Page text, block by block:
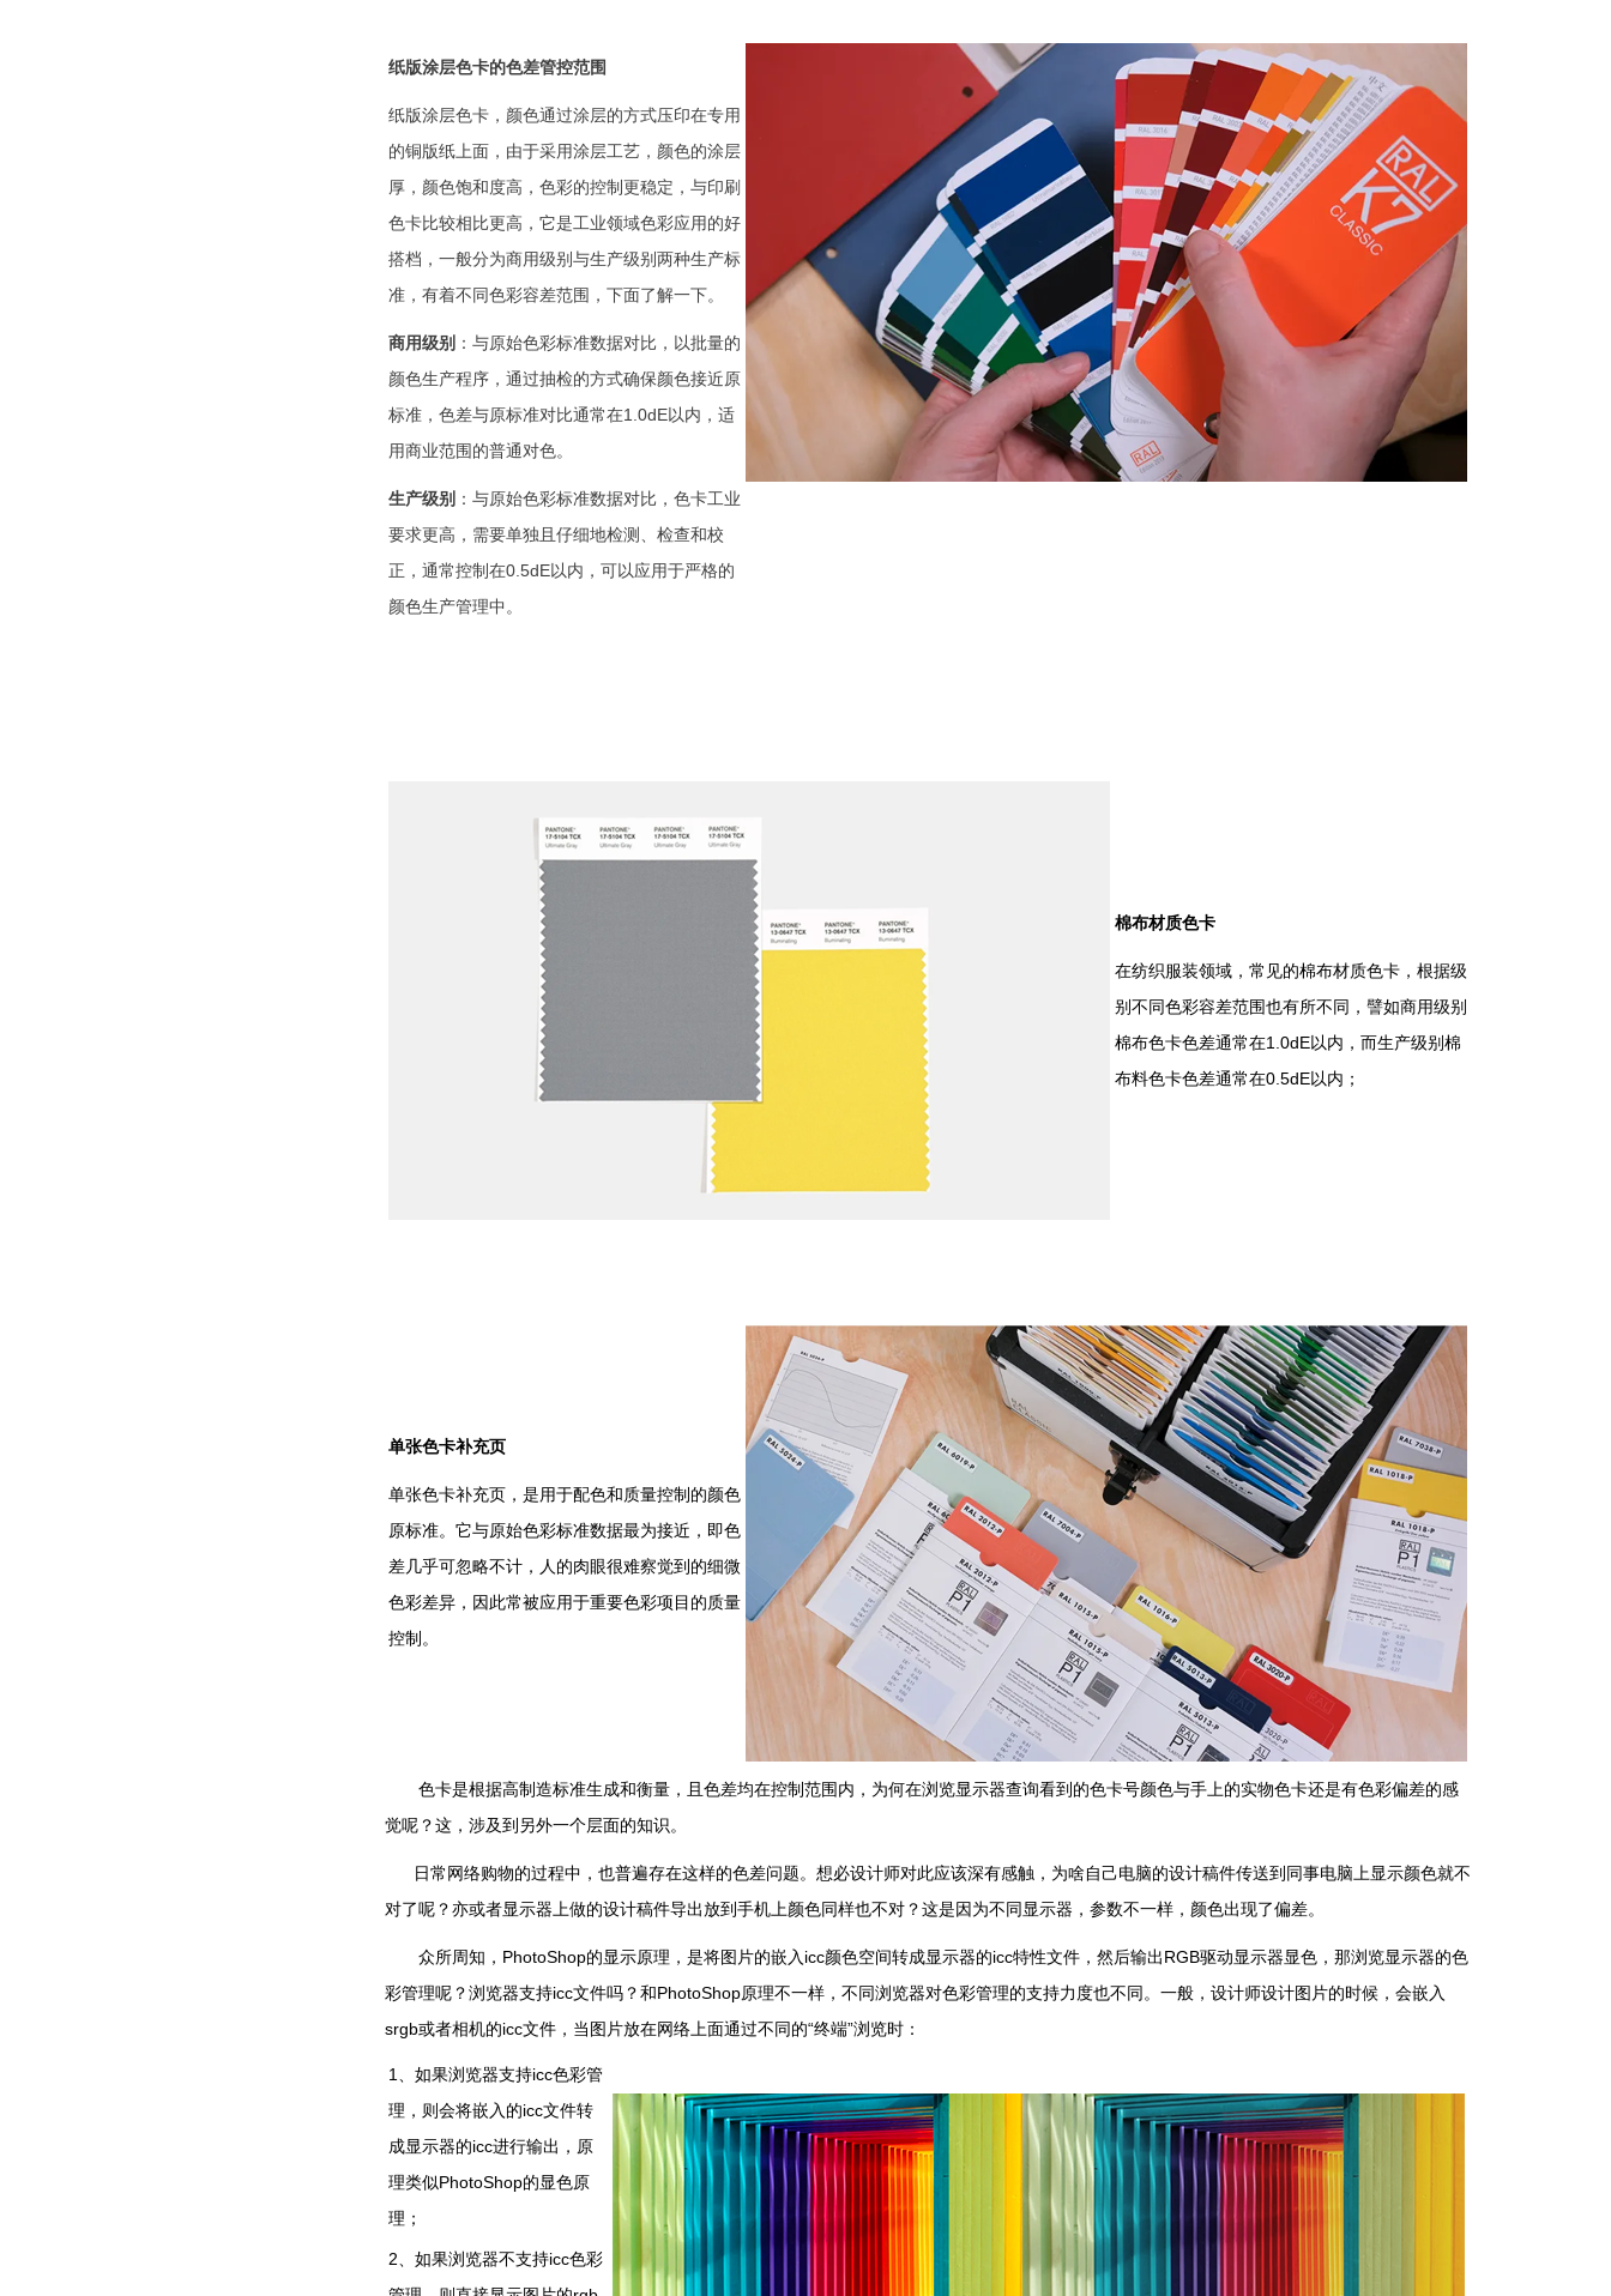
纸版涂层色卡的色差管控范围
纸版涂层色卡，颜色通过涂层的方式压印在专用
的铜版纸上面，由于采用涂层工艺，颜色的涂层
厚，颜色饱和度高， 色彩的控制更稳定，与印刷
色卡比较相比更高，它是工业领域色彩应用的好
搭档，一般分为商用级别与生产级别两种生产标
准，有着不同色彩容差范围，下面了解一下。
商用级别 ：与原始色彩标准数据对比，以批量的
颜色生产程序，通过抽检的方式确保颜色接近原
标准，色差与原标准对比通常在1.0dE以内， 适
用商业范围的普通对色。
生产级别 ： 与原始色彩标准数据对比， 色卡工业
要求更高，需要单独且仔细地检测、检查和校
正，通常控制在0.5dE以内，可以应用于严格的
颜色生产管理中。
棉布材质色卡
在纺织服装领域，常见的棉布材质色卡，根据级
别不同色彩容差范围也有所不同，譬如商用级别
棉布色卡色差通常在1.0dE以内，而生产级别棉
布料色卡色差通常在0.5dE以内；
单张色卡补充页
单张色卡补充页，是用于配色和质量控制的颜色
原标准。它与原始色彩标准数据最为接近，即色
差几乎可忽略不计，人的肉眼很难察觉到的细微
色彩差异，因此常被应用于重要色彩项目的质量
控制。
色卡是根据高制造标准生成和衡量，且色差均在控制范围内，为何在浏览显示器查询看到的色卡号颜色与手上的实物色卡还是有色彩偏差的感
觉呢？这，涉及到另外一个层面的知识。
日常网络购物的过程中，也普遍存在这样的色差问题。想必设计师对此应该深有感触，为啥自己电脑的设计稿件传送到同事电脑上显示颜色就不
对了呢？亦或者显示器上做的设计稿件导出放到手机上颜色同样也不对？这是因为不同显示器，参数不一样，颜色出现了偏差。
众所周知，PhotoShop的显示原理，是将图片的嵌入icc颜色空间转成显示器的icc特性文件，然后输出RGB驱动显示器显色，那浏览显示器的色
彩管理呢？浏览器支持icc文件吗？和PhotoShop原理不一样，不同浏览器对色彩管理的支持力度也不同。一般，设计师设计图片的时候，会嵌入
srgb或者相机的icc文件，当图片放在网络上面通过不同的“终端”浏览时：
1、如果浏览器支持icc色彩管
理，则会将嵌入的icc文件转
成显示器的icc进行输出，原
理类似PhotoShop的显色原
理；
2、如果浏览器不支持icc色彩